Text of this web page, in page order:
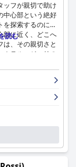
ッフが親切で助け
中心部という絶好
探索するのに最
部に近く、どこへ
、その親切さと
テル・ジョリの
両方があり、あ
れています。ホテ
ョリでの滞在のさ
客室には、居心地
わっていますが、
ています。ただ
泊客は、ホテル
一般的に、客室
ますが、壁が薄
ありました。ホテ
多くの宿泊客か
読む